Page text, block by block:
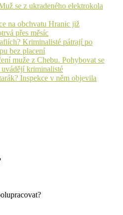
se z ukradeného elektrokola
na obchvatu Hranic již
přes měsíc
Kriminalisté pátrají po
bez placení
muže z Chebu. Pohybovat se
kriminalisté
Inspekce v něm objevila